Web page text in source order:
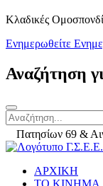
Kλαδικές
Ενημερωθείτε
Αναζήτηση
Πατησίων 69 &
ΑΡΧΙΚΗ